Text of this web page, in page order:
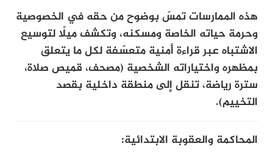
هذه الممارسات تمسّ بوضوح من حقه في الخصوصية
وحرمة حياته الخاصة ومسكنه، وتكشف ميلًا لتوسيع
الاشتباه عبر قراءة أمنية متعسّفة لكل ما يتعلق
بمظهره واختياراته الشخصية (مصحف، قميص صلاة،
سترة رياضة، تنقل إلى منطقة داخلية بقصد
التخييم).
المحاكمة والعقوبة الابتدائية: